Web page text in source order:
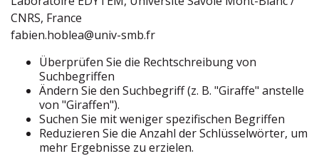
CNRS, France
fabien.hoblea@univ-smb.fr
Überprüfen Sie die Rechtschreibung von
Suchbegriffen
Ändern Sie den Suchbegriff (z. B. "Giraffe" anstelle
von "Giraffen").
Suchen Sie mit weniger spezifischen Begriffen
Reduzieren Sie die Anzahl der Schlüsselwörter, um
mehr Ergebnisse zu erzielen.